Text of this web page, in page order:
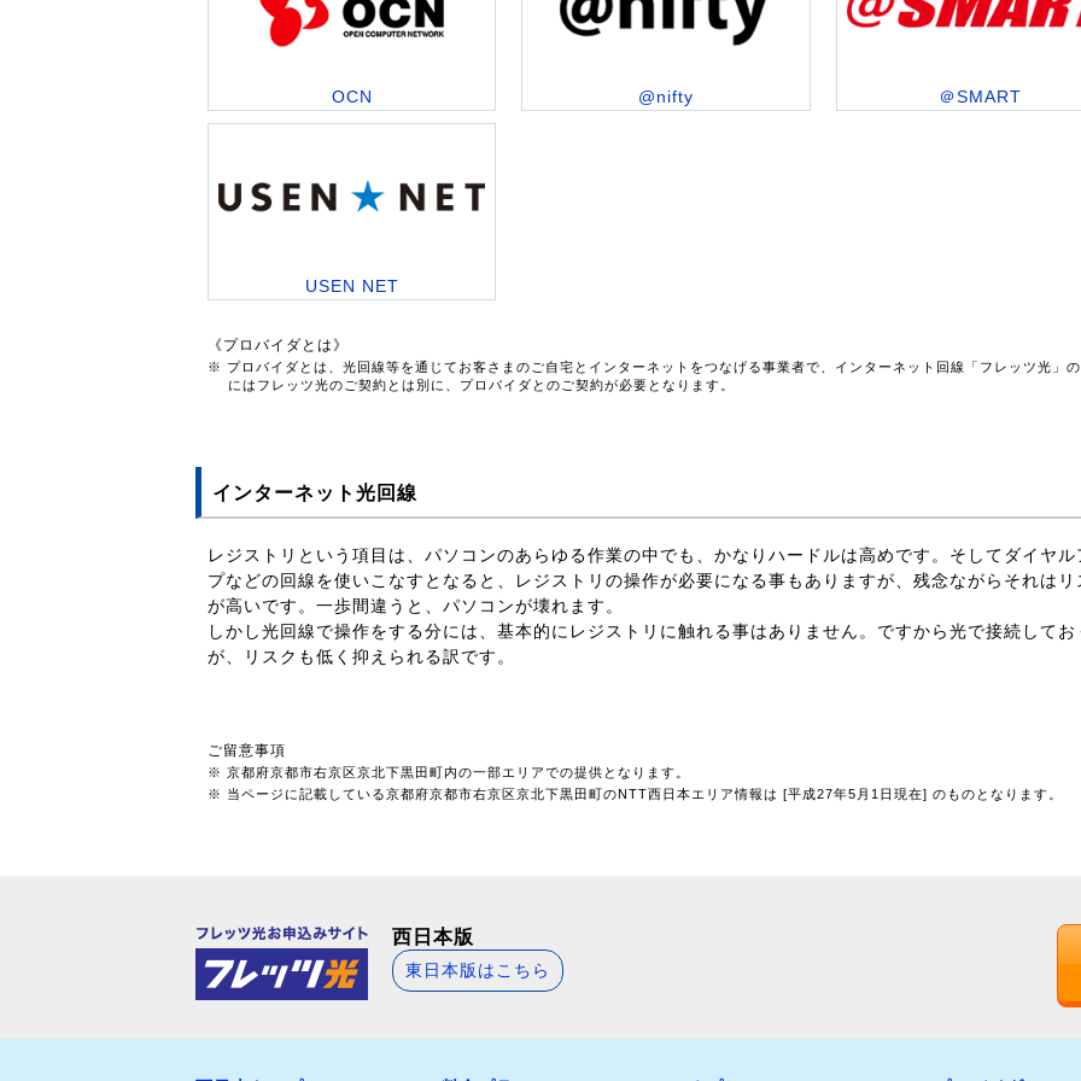
OCN @nifty ＠SMART
USEN NET
《プロバイダとは》
※ プロバイダとは、光回線等を通じてお客さまのご自宅とインターネットをつなげる事業者で、インターネット回線「フレッツ光」
にはフレッツ光のご契約とは別に、プロバイダとのご契約が必要となります。
インターネット光回線
レジストリという項目は、パソコンのあらゆる作業の中でも、かなりハードルは高めです。そしてダイヤル
プなどの回線を使いこなすとなると、レジストリの操作が必要になる事もありますが、残念ながらそれはリ
が高いです。一歩間違うと、パソコンが壊れます。
しかし光回線で操作をする分には、基本的にレジストリに触れる事はありません。ですから光で接続してお
が、リスクも低く抑えられる訳です。
ご留意事項
※ 京都府京都市右京区京北下黒田町内の一部エリアでの提供となります。
※ 当ページに記載している京都府京都市右京区京北下黒田町のNTT西日本エリア情報は [平成27年5月1日現在] のものとなります。
西日本版
東日本版はこちら